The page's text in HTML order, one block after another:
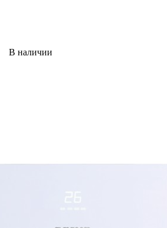
В наличии